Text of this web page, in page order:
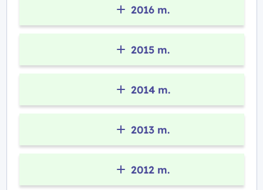
2016 m.
2015 m.
2014 m.
2013 m.
2012 m.